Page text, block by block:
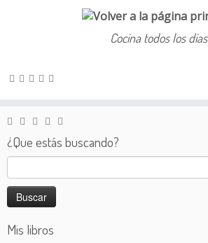
Saltar
Cocina todos los días
¿Que estás buscando?
Buscar:
Mis libros